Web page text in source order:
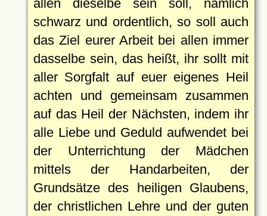
allen dieselbe sein soll, nämlich
schwarz und ordentlich, so soll auch
das Ziel eurer Arbeit bei allen immer
dasselbe sein, das heißt, ihr sollt mit
aller Sorgfalt auf euer eigenes Heil
achten und gemeinsam zusammen
auf das Heil der Nächsten, indem ihr
alle Liebe und Geduld aufwendet bei
der Unterrichtung der Mädchen
mittels der Handarbeiten, der
Grundsätze des heiligen Glaubens,
der christlichen Lehre und der guten